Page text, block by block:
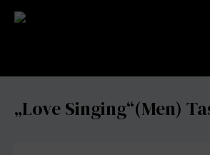
Zum
Inhalt
„Love Singing“(Men)
(Men)
Tasse